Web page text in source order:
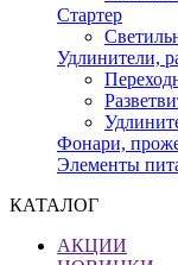
Стартер
Удлинители,
Фонари,
Элементы
КАТАЛОГ
АКЦИИ